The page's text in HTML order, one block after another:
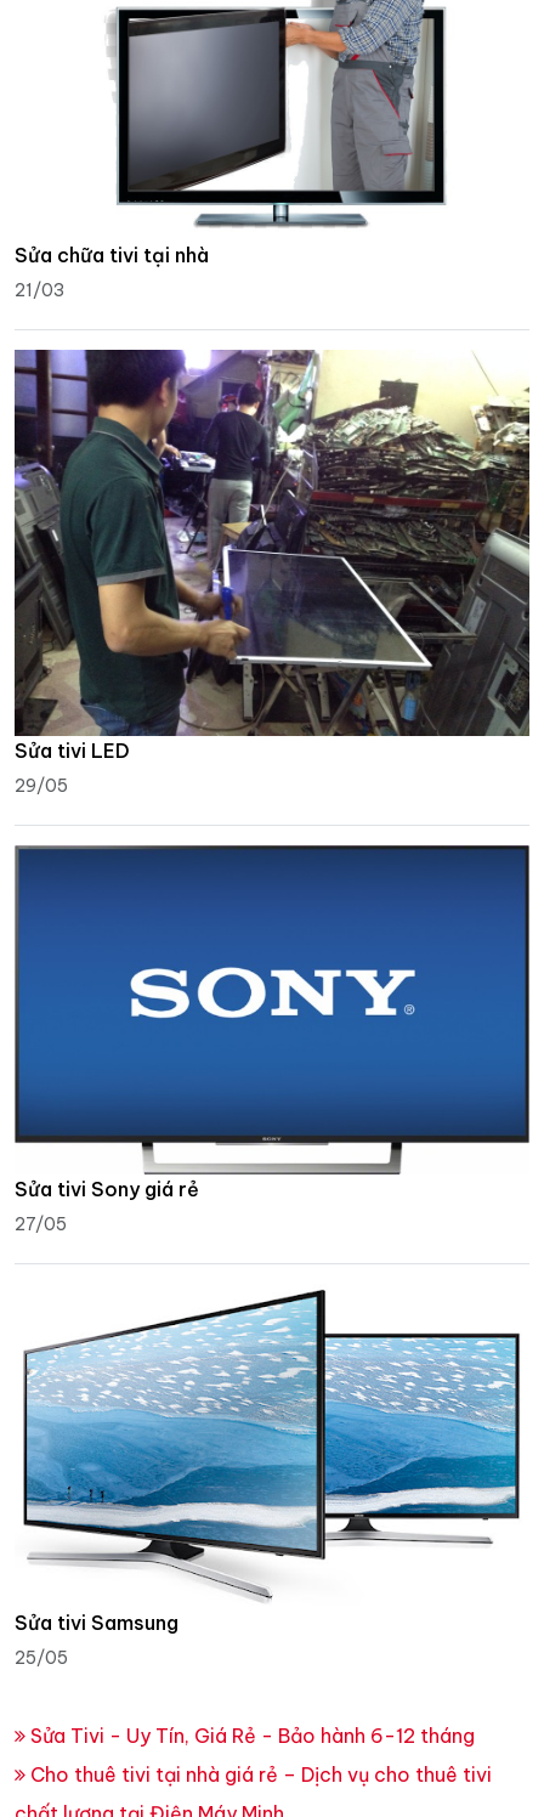
Sửa chữa tivi tại nhà
21/03
Sửa tivi LED
29/05
Sửa tivi Sony giá rẻ
27/05
Sửa tivi Samsung
25/05
Sửa Tivi - Uy Tín, Giá Rẻ - Bảo hành 6-12 tháng
Cho thuê tivi tại nhà giá rẻ – Dịch vụ cho thuê tivi